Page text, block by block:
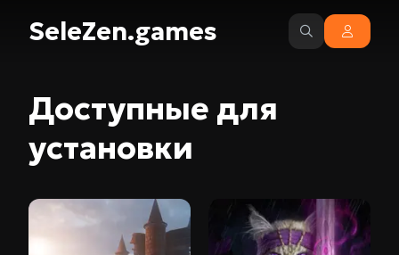
SeleZen.games
Доступные для
установки